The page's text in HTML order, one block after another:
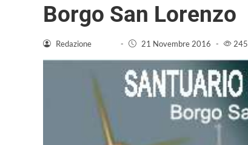
Borgo San Lorenzo
Redazione - 21 Novembre 2016 - 245